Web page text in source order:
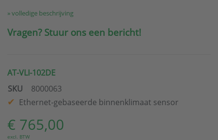
» volledige beschrijving
Vragen? Stuur ons een bericht!
AT-VLI-102DE
SKU
8000063
Ethernet-gebaseerde binnenklimaat sensor
€ 765,00
excl. BTW